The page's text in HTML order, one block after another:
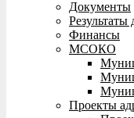
Документы
Результаты
Финансы
МСОКО
Проекты